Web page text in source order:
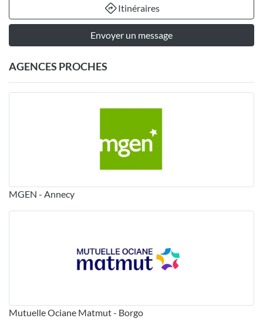
Itinéraires
Envoyer un message
AGENCES PROCHES
MGEN - Annecy
Mutuelle Ociane Matmut - Borgo